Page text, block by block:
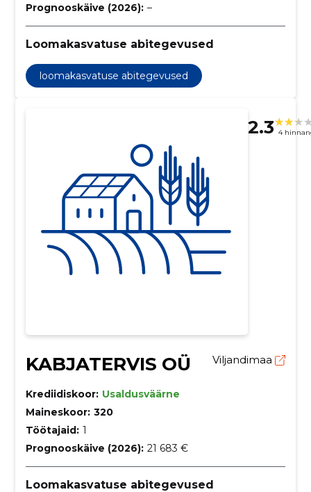
Prognooskäive (2026): –
Loomakasvatuse abitegevused
loomakasvatuse abitegevused
2.3 4
KABJATERVIS OÜ Viljandimaa
Krediidiskoor: Usaldusväärne
Maineskoor: 320
Töötajaid: 1
Prognooskäive (2026): 21 683 €
Loomakasvatuse abitegevused